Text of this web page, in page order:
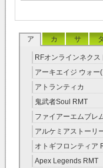
ア カ サ
RFオンラインネクス
RMT
アーキエイジ ウォー
ウオ) RMT
アトランティカ
RMT|Atlantica RMT
鬼武者Soul RMT
ファイアーエムブレ
ーローズ(FEヒーロー
RMT
アルケミアストーリ
（アルスト） RMT
オトギフロンティア
Apex Legends RMT